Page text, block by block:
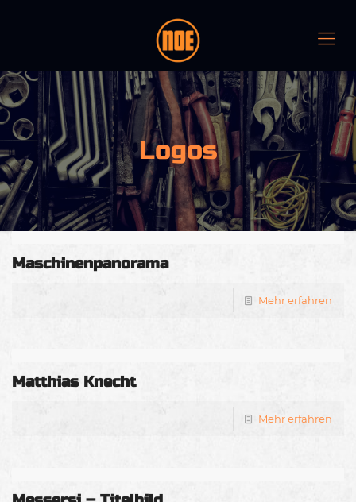
Logos
Maschinenpanorama
Mehr erfahren
Matthias Knecht
Mehr erfahren